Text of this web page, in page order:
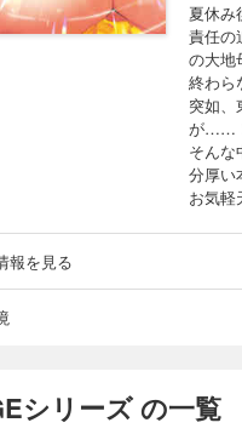
夏休
責任の
の大地
終わら
突如、
が……
そんな
分厚
お気軽
報を見る
シリーズ の一覧